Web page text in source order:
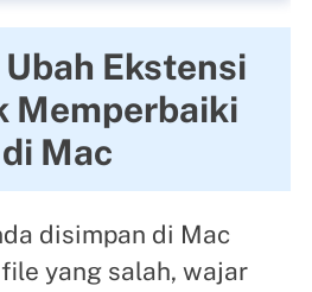
Ekstensi
Memperbaiki
Mac
disimpan di Mac
yang salah, wajar